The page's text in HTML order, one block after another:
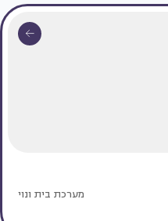
מערכת בית ונוי